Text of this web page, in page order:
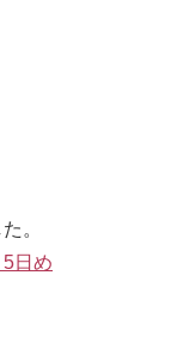
。
日め